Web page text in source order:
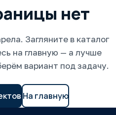
нет
Загляните в каталог
на главную — а лучше
вариант под задачу.
На главную